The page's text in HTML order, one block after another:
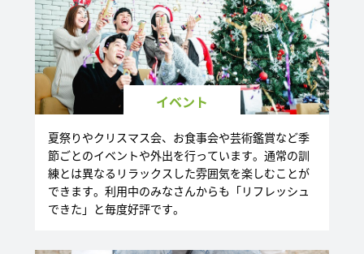
イベント
夏祭りやクリスマス会、お食事会や芸術鑑賞など季
節ごとのイベントや外出を行っています。通常の訓
練とは異なるリラックスした雰囲気を楽しむことが
できます。利用中のみなさんからも「リフレッシュ
できた」と毎度好評です。